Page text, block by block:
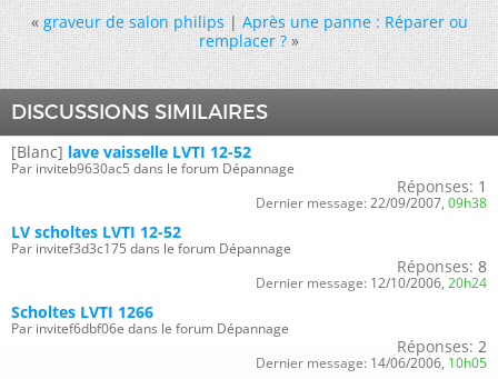
« graveur de salon philips|Après une panne : Réparer ou
remplacer ? »
DISCUSSIONS SIMILAIRES
[Blanc] lave vaisselle LVTI 12-52
Par inviteb9630ac5 dans le forum Dépannage
Réponses: 1
Dernier message: 22/09/2007, 09h38
LV scholtes LVTI 12-52
Par invitef3d3c175 dans le forum Dépannage
Réponses: 8
Dernier message: 12/10/2006, 20h24
Scholtes LVTI 1266
Par invitef6dbf06e dans le forum Dépannage
Réponses: 2
Dernier message: 14/06/2006, 10h05